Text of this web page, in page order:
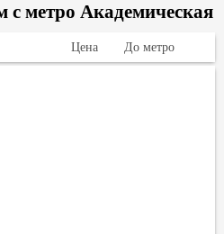
с метро Академическая
Цена До метро